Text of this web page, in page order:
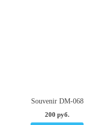
Souvenir DM-068
200 руб.